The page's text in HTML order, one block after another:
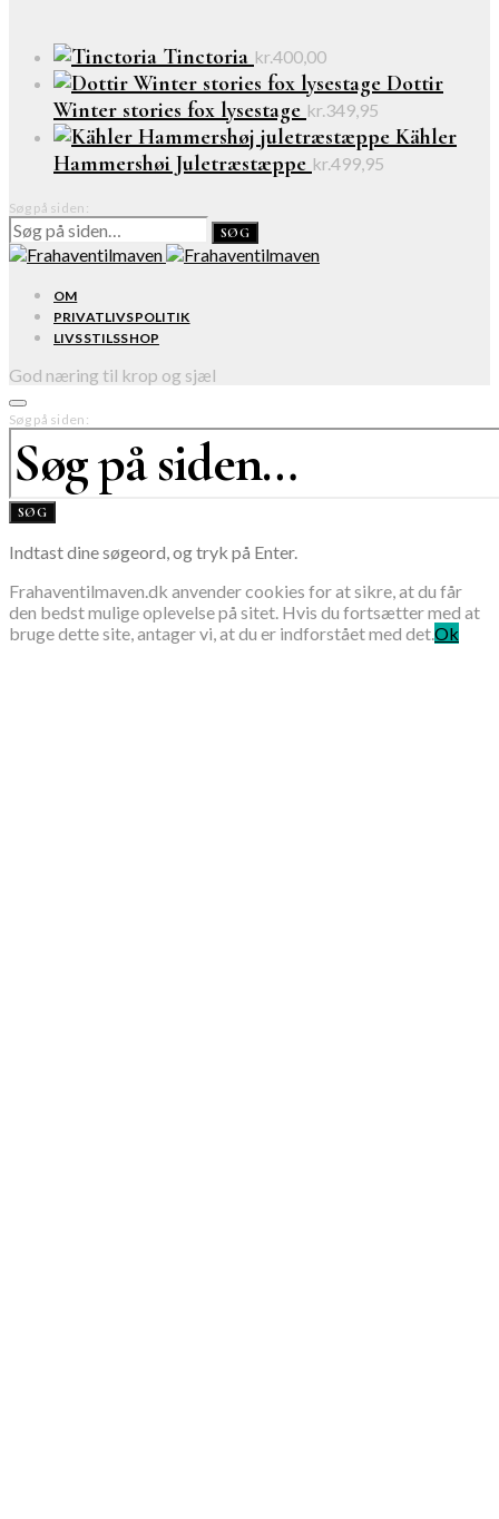
Tinctoria kr.400,00
Dottir
Winter stories fox lysestage kr. 349,95
Kähler
Hammershøi Juletræstæppe kr.499,95
Søg på siden:
SØG
OM
PRIVATLIVSPOLITIK
LIVSSTILSSHOP
God næring til krop og sjæl
Søg på siden:
SØG
Indtast dine søgeord, og tryk på Enter.
Frahaventilmaven.dk anvender cookies for at sikre, at du får
den bedst mulige oplevelse på sitet. Hvis du fortsætter med at
bruge dette site, antager vi, at du er indforstået med det.Ok